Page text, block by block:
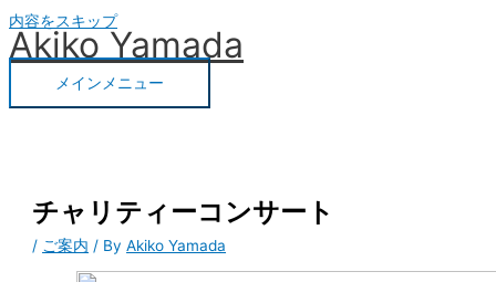
内容をスキップ
Akiko Yamada
メインメニュー
チャリティーコンサート
/ ご案内 / ByAkiko Yamada